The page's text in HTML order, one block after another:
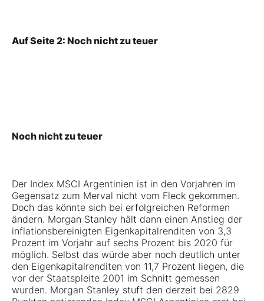
Auf Seite 2: Noch nicht zu teuer
Noch nicht zu teuer
Der Index MSCI Argentinien ist in den Vorjahren im
Gegensatz zum Merval nicht vom Fleck gekommen.
Doch das könnte sich bei erfolgreichen Reformen
ändern. Morgan Stanley hält dann einen Anstieg der
inflationsbereinigten Eigenkapitalrenditen von 3,3
Prozent im Vorjahr auf sechs Prozent bis 2020 für
möglich. Selbst das würde aber noch deutlich unter
den Eigenkapitalrenditen von 11,7 Prozent liegen, die
vor der Staatspleite 2001 im Schnitt gemessen
wurden. Morgan Stanley stuft den derzeit bei 2829